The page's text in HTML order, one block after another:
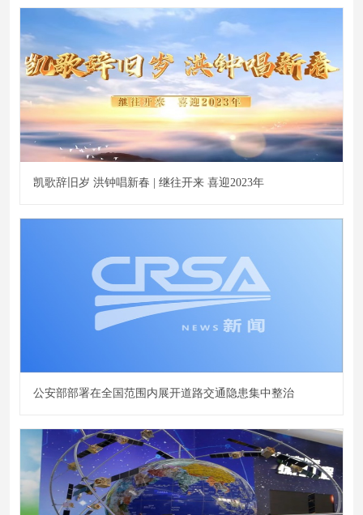
凯歌辞旧岁 洪钟唱新春 | 继往开来 喜迎2023年
公安部部署在全国范围内展开道路交通隐患集中整治